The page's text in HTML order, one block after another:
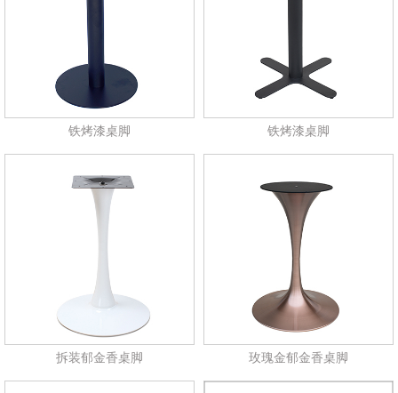
铁烤漆桌脚 铁烤漆桌脚
拆装郁金香桌脚 玫瑰金郁金香桌脚